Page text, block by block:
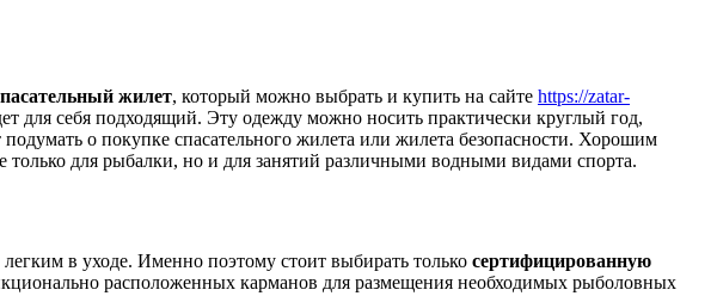
жилет, который можно выбрать и купить на сайте https://zatar-
для себя подходящий. Эту одежду можно носить практически круглый год,
о покупке спасательного жилета или жилета безопасности. Хорошим
для рыбалки, но и для занятий различными водными видами спорта.
в уходе. Именно поэтому стоит выбирать только сертифицированную
расположенных карманов для размещения необходимых рыболовных